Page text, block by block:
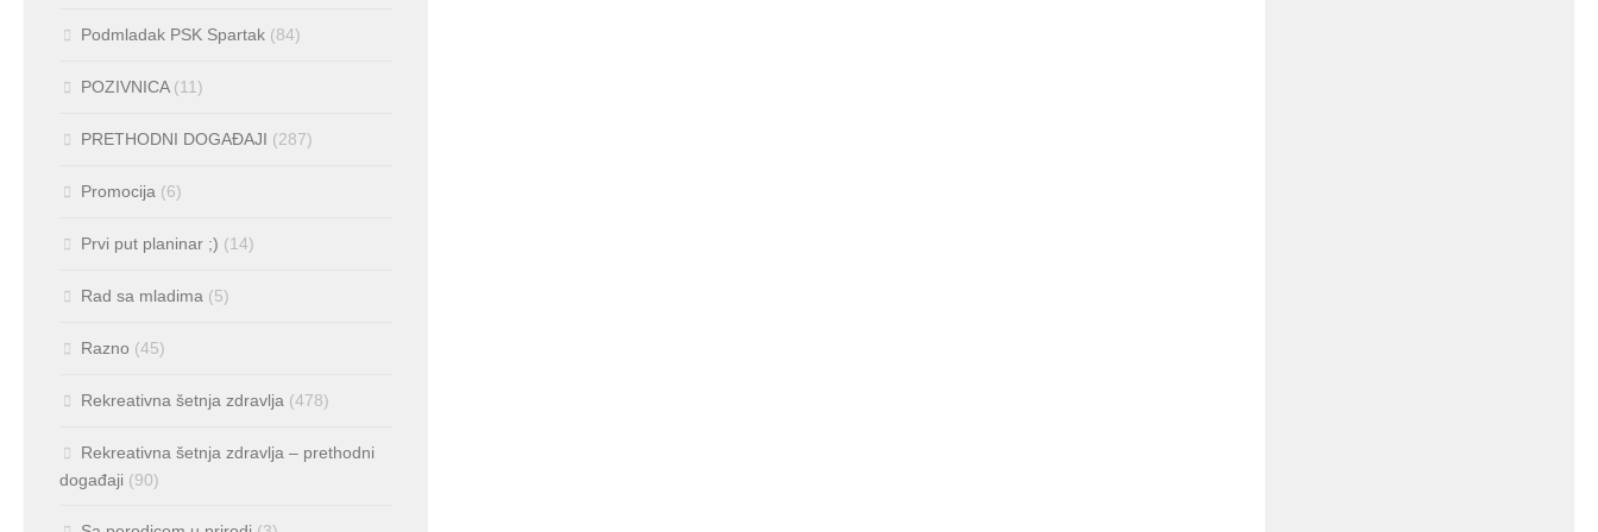
Podmladak PSK Spartak (84)
POZIVNICA(11)
PRETHODNI DOGAĐAJI (287)
Promocija (6)
Prvi put planinar ;) (14)
Rad sa mladima (5)
Razno (45)
Rekreativna šetnja zdravlja (478)
Rekreativna šetnja zdravlja – prethodni
događaji (90)